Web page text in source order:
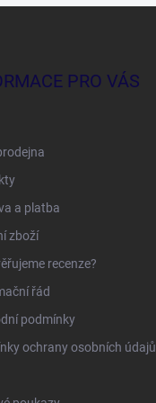
PRO VÁS
a platba
zboží
recenze?
řád
podmínky
ochrany osobních údajů